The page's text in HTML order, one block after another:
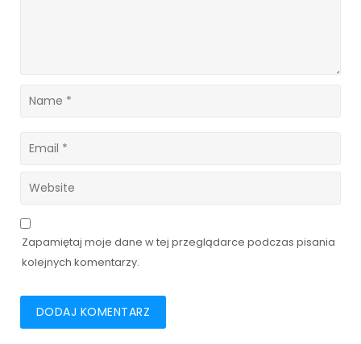
Zapamiętaj moje dane w tej przeglądarce podczas pisania
kolejnych komentarzy.